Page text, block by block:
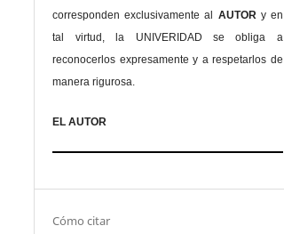
corresponden exclusivamente al AUTOR y en
tal virtud, la UNIVERIDAD se obliga a
reconocerlos expresamente y a respetarlos de
manera rigurosa.
EL AUTOR
Cómo citar